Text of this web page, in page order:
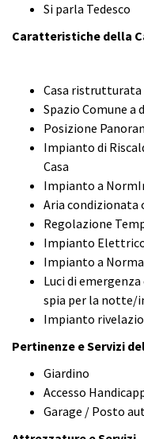
Si parla Tedesco
Caratteristiche della
Casa
Spazio Comune
Posizione
Impianto di
Casa
Impianto a
Aria condizionata
Regolazione
Impianto
Impianto a Norma
Luci di
spia per la
Impianto
Pertinenze e Servizi
Giardino
Accesso
Garage / Posto